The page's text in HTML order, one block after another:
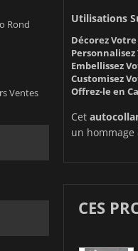
Rond
Ventes
Utilisations
Décorez
Embellissez
Customisez
Offrez-le en
Cet
un
CES